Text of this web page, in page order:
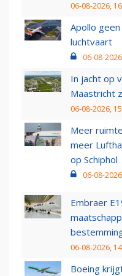
06-08-2026,
Apollo
luchtvaart
06-08-
In jacht op
Maastricht
06-08-2026,
Meer
meer
op Schiphol
06-08-
Embraer
06-08-2026,
Boeing